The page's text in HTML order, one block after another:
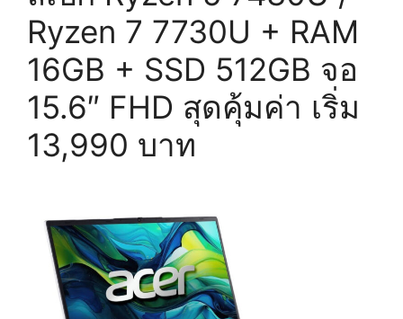
Ryzen 7 7730U + RAM
16GB + SSD 512GB จอ
15.6″ FHD สุดคุ้มค่า เริ่ม
13,990 บาท